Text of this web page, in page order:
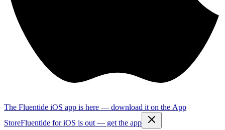
The Fluentide iOS app is here — download it on the App
StoreFluentide for iOS is out — get the app